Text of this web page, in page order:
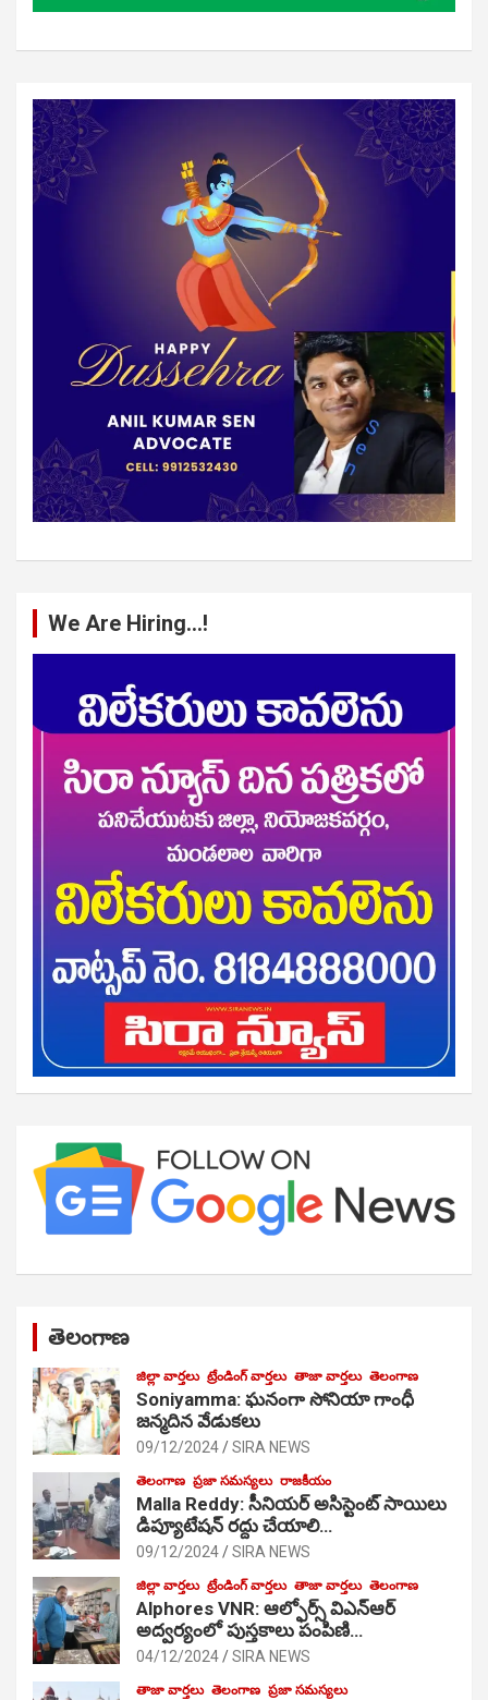
We Are Hiring…!
తెలంగాణ
జిల్లా వార్తలు ట్రేండింగ్ వార్తలు తాజా వార్తలు తెలంగాణ
Soniyamma: ఘ‌నంగా సోనియా గాంధీ
జ‌న్మ‌దిన వేడుక‌లు
09/12/2024 SIRA NEWS
తెలంగాణ ప్రజా సమస్యలు రాజకీయం
Malla Reddy: సీనియర్ అసిస్టెంట్ సాయిలు
డిప్యూటేషన్ రద్దు చేయాలి…
09/12/2024 SIRA NEWS
జిల్లా వార్తలు ట్రేండింగ్ వార్తలు తాజా వార్తలు తెలంగాణ
Alphores VNR: ఆల్ఫోర్స్ విఎన్ఆర్
అద్వర్యంలో పుస్తకాలు పంపిణి…
04/12/2024 SIRA NEWS
తాజా వార్తలు తెలంగాణ ప్రజా సమస్యలు